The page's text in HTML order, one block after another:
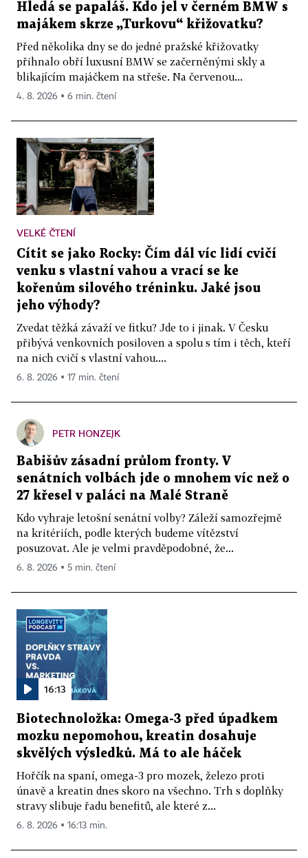
Hledá se papaláš. Kdo jel v černém BMW s
majákem skrze „Turkovu“ křižovatku?
Před několika dny se do jedné pražské křižovatky
přihnalo obří luxusní BMW se začerněnými skly a
blikajícím majáčkem na střeše. Na červenou...
4. 8. 2026 ▪ 6 min. čtení
VELKÉ ČTENÍ
Cítit se jako Rocky: Čím dál víc lidí cvičí
venku s vlastní vahou a vrací se ke
kořenům silového tréninku. Jaké jsou
jeho výhody?
Zvedat těžká závaží ve fitku? Jde to i jinak. V Česku
přibývá venkovních posiloven a spolu s tím i těch, kteří
na nich cvičí s vlastní vahou....
6. 8. 2026 ▪ 17 min. čtení
PETR HONZEJK
Babišův zásadní průlom fronty. V
senátních volbách jde o mnohem víc než o
27 křesel v paláci na Malé Straně
Kdo vyhraje letošní senátní volby? Záleží samozřejmě
na kritériích, podle kterých budeme vítězství
posuzovat. Ale je velmi pravděpodobné, že...
6. 8. 2026 ▪ 5 min. čtení
16:13
Biotechnoložka: Omega-3 před úpadkem
mozku nepomohou, kreatin dosahuje
skvělých výsledků. Má to ale háček
Hořčík na spaní, omega-3 pro mozek, železo proti
únavě a kreatin dnes skoro na všechno. Trh s doplňky
stravy slibuje řadu benefitů, ale které z...
6. 8. 2026 ▪ 16:13 min.